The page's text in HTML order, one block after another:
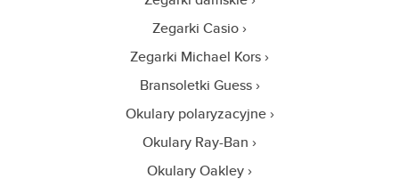
Zegarki Casio
Zegarki Michael Kors
Bransoletki Guess
Okulary polaryzacyjne
Okulary Ray-Ban
Okulary Oakley